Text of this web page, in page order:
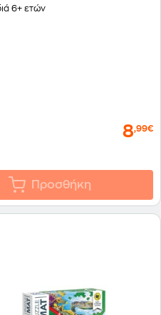
(104 Κομμάτια)
6+ ετών
8,99€
Προσθήκη